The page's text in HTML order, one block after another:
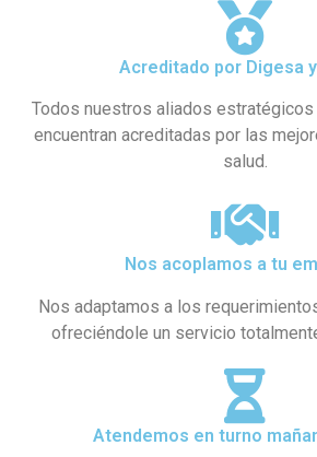
Acreditado por Digesa
Todos nuestros aliados estratégicos
encuentran acreditadas por las
salud.
Nos acoplamos a tu
Nos adaptamos a los
ofreciéndole un servicio
Atendemos en turno